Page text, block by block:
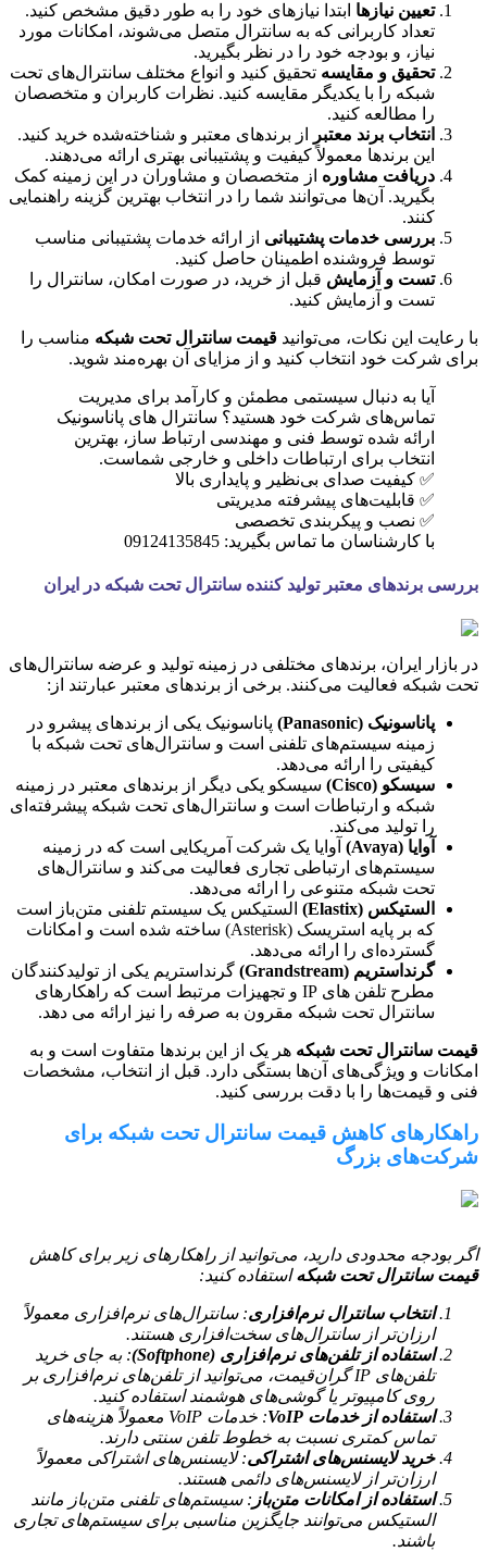
تعیین نیازها ابتدا نیازهای خود را به طور دقیق مشخص کنید.
تعداد کاربرانی که به سانترال متصل می‌شوند، امکانات مورد
نیاز، و بودجه خود را در نظر بگیرید.
تحقیق و مقایسه تحقیق کنید و انواع مختلف سانترال‌های تحت
شبکه را با یکدیگر مقایسه کنید. نظرات کاربران و متخصصان
را مطالعه کنید.
انتخاب برند معتبر
از برندهای معتبر و شناخته‌شده خرید کنید.
این برندها معمولاً کیفیت و پشتیبانی بهتری ارائه می‌دهند.
دریافت مشاوره از متخصصان و مشاوران در این زمینه کمک
بگیرید. آن‌ها می‌توانند شما را در انتخاب بهترین گزینه راهنمایی
کنند.
بررسی خدمات پشتیبانی از ارائه خدمات پشتیبانی مناسب
توسط فروشنده اطمینان حاصل کنید.
تست و آزمایش قبل از خرید، در صورت امکان، سانترال را
تست و آزمایش کنید.
با رعایت این نکات، می‌توانید قیمت سانترال تحت شبکه مناسب را
برای شرکت خود انتخاب کنید و از مزایای آن بهره‌مند شوید.
آیا به دنبال سیستمی مطمئن و کارآمد برای مدیریت
تماس‌های شرکت خود هستید؟ سانترال های پاناسونیک
ارائه شده توسط فنی و مهندسی ارتباط ساز، بهترین
انتخاب برای ارتباطات داخلی و خارجی شماست.
✅ کیفیت صدای بی‌نظیر و پایداری بالا
✅ قابلیت‌های پیشرفته مدیریتی
✅ نصب و پیکربندی تخصصی
با کارشناسان ما تماس بگیرید: 09124135845
بررسی برندهای معتبر تولید کننده سانترال تحت شبکه در ایران
در بازار ایران، برندهای مختلفی در زمینه تولید و عرضه سانترال‌های
تحت شبکه فعالیت می‌کنند. برخی از برندهای معتبر عبارتند از:
پاناسونیک (Panasonic)
پاناسونیک یکی از برندهای پیشرو در
زمینه سیستم‌های تلفنی است و سانترال‌های تحت شبکه با
کیفیتی را ارائه می‌دهد.
سیسکو (Cisco)
سیسکو یکی دیگر از برندهای معتبر در زمینه
شبکه و ارتباطات است و سانترال‌های تحت شبکه پیشرفته‌ای
را تولید می‌کند.
آوایا (Avaya)
آوایا یک شرکت آمریکایی است که در زمینه
سیستم‌های ارتباطی تجاری فعالیت می‌کند و سانترال‌های
تحت شبکه متنوعی را ارائه می‌دهد.
الستیکس (Elastix)
الستیکس یک سیستم تلفنی متن‌باز است
که بر پایه استریسک (Asterisk) ساخته شده است و امکانات
گسترده‌ای را ارائه می‌دهد.
گرنداستریم (Grandstream)
گرنداستریم یکی از تولیدکنندگان
مطرح تلفن های IP و تجهیزات مرتبط است که راهکارهای
سانترال تحت شبکه مقرون به صرفه را نیز ارائه می دهد.
قیمت سانترال تحت شبکه هر یک از این برندها متفاوت است و به
امکانات و ویژگی‌های آن‌ها بستگی دارد. قبل از انتخاب، مشخصات
فنی و قیمت‌ها را با دقت بررسی کنید.
راهکارهای کاهش قیمت سانترال تحت شبکه برای
شرکت‌های بزرگ
اگر بودجه محدودی دارید، می‌توانید از راهکارهای زیر برای کاهش
قیمت سانترال تحت شبکهاستفاده کنید:
انتخاب سانترال نرم‌افزاری: سانترال‌های نرم‌افزاری معمولاً
ارزان‌تر از سانترال‌های سخت‌افزاری هستند.
استفاده از تلفن‌های نرم‌افزاری (Softphone)
: به جای خرید
تلفن‌های IP گران‌قیمت، می‌توانید از تلفن‌های نرم‌افزاری بر
روی کامپیوتر یا گوشی‌های هوشمند استفاده کنید.
استفاده از خدمات VoIP
: خدمات VoIP معمولاً هزینه‌های
تماس کمتری نسبت به خطوط تلفن سنتی دارند.
خرید لایسنس‌های اشتراکی: لایسنس‌های اشتراکی معمولاً
ارزان‌تر از لایسنس‌های دائمی هستند.
استفاده از امکانات متن‌باز : سیستم‌های تلفنی متن‌باز مانند
الستیکس می‌توانند جایگزین مناسبی برای سیستم‌های تجاری
باشند.